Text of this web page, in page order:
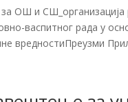
ОШ и СШ_организација
васпитног рада у
вредностиПреузми